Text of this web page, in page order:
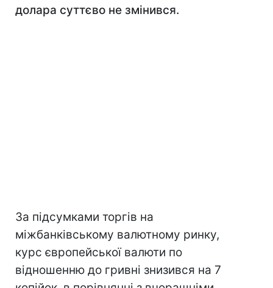
долара суттєво не змінився.
За підсумками торгів на
міжбанківському валютному ринку,
курс європейської валюти по
відношенню до гривні знизився на 7